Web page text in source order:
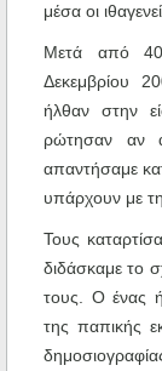
μέσα οι
Μετά από 40
Δεκεμβρίου
ήλθαν στην
ρώτησαν αν
απαντήσαμε
υπάρχουν με
Τους
διδάσκαμε το
τους. Ο ένας
της παπικής